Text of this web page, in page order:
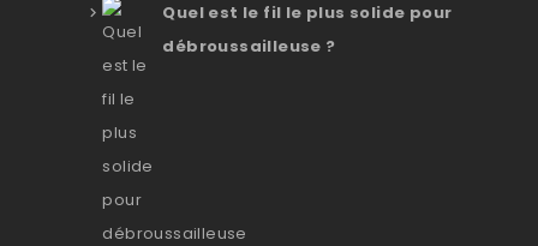
Quel est le fil le plus solide pour
débroussailleuse ?